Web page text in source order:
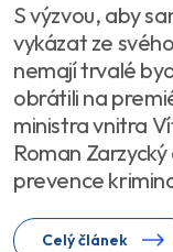
S výzvou, aby
vykázat ze
nemají trvalé
obrátili na
ministra vnitra
Roman
prevence
Celý článek